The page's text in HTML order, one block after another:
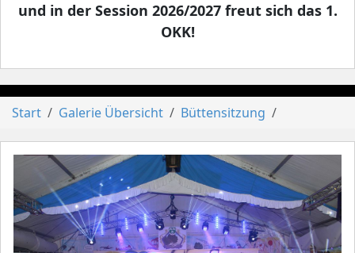
und in der Session 2026/2027 freut sich das 1.
OKK!
Start Galerie Übersicht Büttensitzung